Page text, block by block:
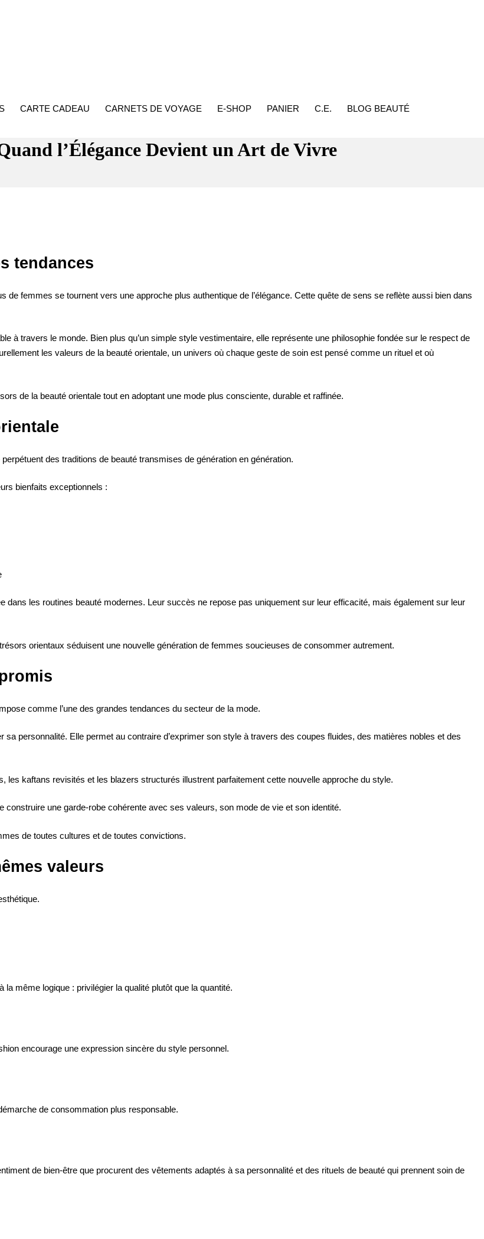
CARTE CADEAU CARNETS DE VOYAGE E-SHOP PANIER C.E. BLOG BEAUTÉ
l’Élégance Devient un Art de Vivre
tendances
femmes se tournent vers une approche plus authentique de l’élégance. Cette quête de sens se reflète aussi bien dans
à travers le monde. Bien plus qu’un simple style vestimentaire, elle représente une philosophie fondée sur le respect de
les valeurs de la beauté orientale, un univers où chaque geste de soin est pensé comme un rituel et où
de la beauté orientale tout en adoptant une mode plus consciente, durable et raffinée.
des traditions de beauté transmises de génération en génération.
bienfaits exceptionnels :
dans les routines beauté modernes. Leur succès ne repose pas uniquement sur leur efficacité, mais également sur leur
orientaux séduisent une nouvelle génération de femmes soucieuses de consommer autrement.
comme l’une des grandes tendances du secteur de la mode.
personnalité. Elle permet au contraire d’exprimer son style à travers des coupes fluides, des matières nobles et des
kaftans revisités et les blazers structurés illustrent parfaitement cette nouvelle approche du style.
une garde-robe cohérente avec ses valeurs, son mode de vie et son identité.
de toutes cultures et de toutes convictions.
valeurs
même logique : privilégier la qualité plutôt que la quantité.
encourage une expression sincère du style personnel.
de consommation plus responsable.
de bien-être que procurent des vêtements adaptés à sa personnalité et des rituels de beauté qui prennent soin de